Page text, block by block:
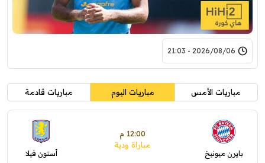
2026/08/06 - 21:03
مباريات الأمس مباريات اليوم مباريات قادمة
بايرن ميونيخ
12:00 م
مباراة ودية
أستون فيلا